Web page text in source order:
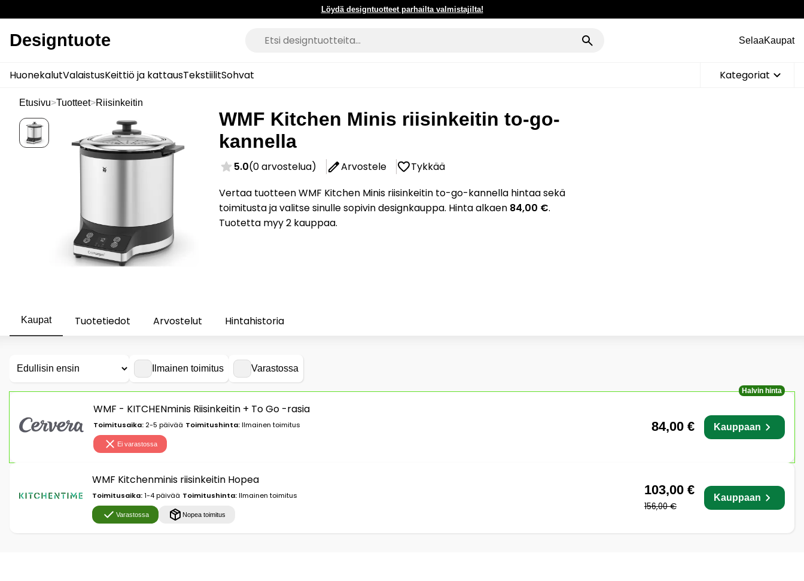
Löydä designtuotteet parhailta valmistajilta!
Designtuote SelaaKaupat
HuonekalutValaistusKeittiö ja kattausTekstiilitSohvat Kategoriat
Etusivu>Tuotteet>Riisinkeitin
WMF Kitchen Minis riisinkeitin to-go-
kannella
5.0(0 arvostelua) Arvostele
Tykkää
Vertaa tuotteen WMF Kitchen Minis riisinkeitin to-go-kannella hintaa sekä
toimitusta ja valitse sinulle sopivin designkauppa. Hinta alkaen 84,00 €.
Tuotetta myy 2 kauppaa.
Kaupat Tuotetiedot Arvostelut Hintahistoria
Ilmainen toimitus Varastossa
Halvin hinta
WMF - KITCHENminis Riisinkeitin + To Go -rasia
Toimitusaika:2-5 päivää Toimitushinta:Ilmainen toimitus
Ei varastossa
84,00 € Kauppaan
WMF Kitchenminis riisinkeitin Hopea
Toimitusaika:1-4 päivää Toimitushinta:Ilmainen toimitus
Varastossa Nopea toimitus
103,00 €
156,00 €
Kauppaan